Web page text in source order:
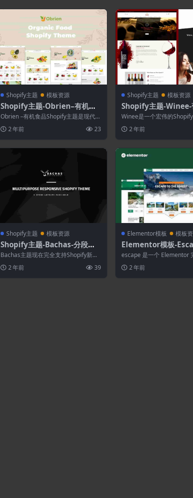
Shopify主题 模板资源
Shopify主题-Obrien–有机食
品Shopify主题
Obrien –有机食品Shopify主题是现代，
2 年前 23
Shopify主题 模板资源
Shopify主题-Winee-
酒庄Shopify主题
Winee是一个宏伟的
过...2 年前
Shopify主题 模板资源
Shopify主题-Bachas-分段多
功能Shopify主题
Bachas主题现在完全支持Shopify新功
2 年前 39
Elementor模板 模板
Elementor模板-
est Travel
entor Pro 完整站点
escape 是一个 Elementor
2 年前